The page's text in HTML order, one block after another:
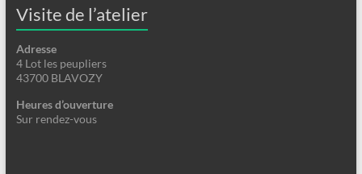
Visite de l’atelier
Adresse
4 Lot les peupliers
43700 BLAVOZY
Heures d’ouverture
Sur rendez-vous